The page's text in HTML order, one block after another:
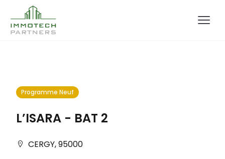
Programme Neuf
L’ISARA - BAT 2
CERGY,95000